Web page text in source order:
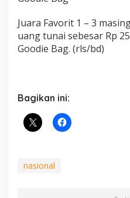
Juara Favorit 1 – 3
uang tunai sebesar Rp
Goodie Bag. (rls/bd)
Bagikan ini:
nasional